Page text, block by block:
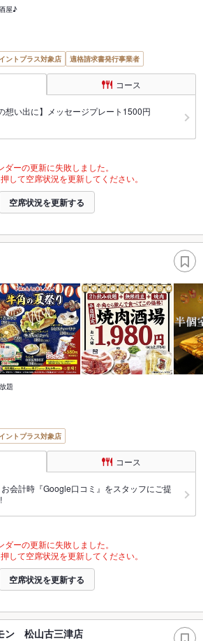
屋♪
ントプラス対象店 適格請求書発行事業者
コース
想い出に】メッセージプレート1500円
ダーの更新に失敗しました。
して空席状況を更新してください。
空席状況を更新する
題
ントプラス対象店
コース
会計時『Google口コミ』をスタッフにご提
ダーの更新に失敗しました。
して空席状況を更新してください。
空席状況を更新する
ン 松山古三津店